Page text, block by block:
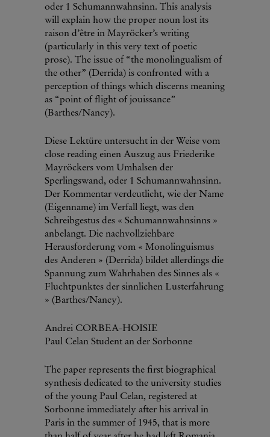
oder 1 Schumannwahnsinn. This analysis
will explain how the proper noun lost its
raison d’être in Mayröcker’s writing
(particularly in this very text of poetic
prose). The issue of “the monolingualism of
the other” (Derrida) is confronted with a
perception of things which discerns meaning
as “point of flight of jouissance”
(Barthes/Nancy).
Diese Lektüre untersucht in der Weise vom
close reading einen Auszug aus Friederike
Mayröckers vom Umhalsen der
Sperlingswand, oder 1 Schumannwahnsinn.
Der Kommentar verdeutlicht, wie der Name
(Eigenname) im Verfall liegt, was den
Schreibgestus des « Schumannwahnsinns »
anbelangt. Die nachvollziehbare
Herausforderung vom « Monolinguismus
des Anderen » (Derrida) bildet allerdings die
Spannung zum Wahrhaben des Sinnes als «
Fluchtpunktes der sinnlichen Lusterfahrung
» (Barthes/Nancy).
Andrei CORBEA-HOISIE
Paul Celan Student an der Sorbonne
The paper represents the first biographical
synthesis dedicated to the university studies
of the young Paul Celan, registered at
Sorbonne immediately after his arrival in
Paris in the summer of 1945, that is more